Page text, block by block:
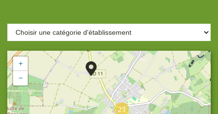
23
+
−